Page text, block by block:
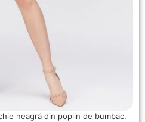
neagră din poplin de bumbac.